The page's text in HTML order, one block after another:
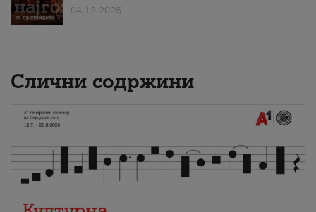
04.12.2025
Слични содржини